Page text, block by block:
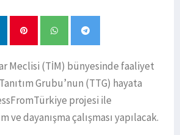
Meclisi (TİM) bünyesinde faaliyet
Grubu’nun (TTG) hayata
projesi ile
ve dayanışma çalışması yapılacak.